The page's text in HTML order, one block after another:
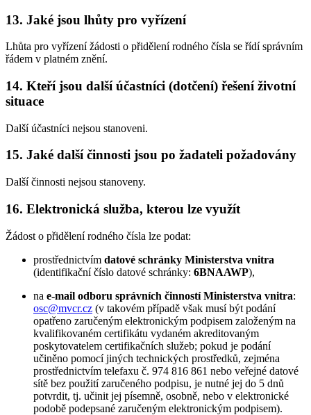
13. Jaké jsou lhůty pro vyřízení
Lhůta pro vyřízení žádosti o přidělení rodného čísla se řídí správním
řádem v platném znění.
14. Kteří jsou další účastníci (dotčení) řešení životní
situace
Další účastníci nejsou stanoveni.
15. Jaké další činnosti jsou po žadateli požadovány
Další činnosti nejsou stanoveny.
16. Elektronická služba, kterou lze využít
Žádost o přidělení rodného čísla lze podat:
prostřednictvím datové schránky Ministerstva vnitra
(identifikační číslo datové schránky: 6BNAAWP),
na e-mail odboru správních činností Ministerstva vnitra:
osc@mvcr.cz (v takovém případě však musí být podání
opatřeno zaručeným elektronickým podpisem založeným na
kvalifikovaném certifikátu vydaném akreditovaným
poskytovatelem certifikačních služeb; pokud je podání
učiněno pomocí jiných technických prostředků, zejména
prostřednictvím telefaxu č. 974 816 861 nebo veřejné datové
sítě bez použití zaručeného podpisu, je nutné jej do 5 dnů
potvrdit, tj. učinit jej písemně, osobně, nebo v elektronické
podobě podepsané zaručeným elektronickým podpisem).